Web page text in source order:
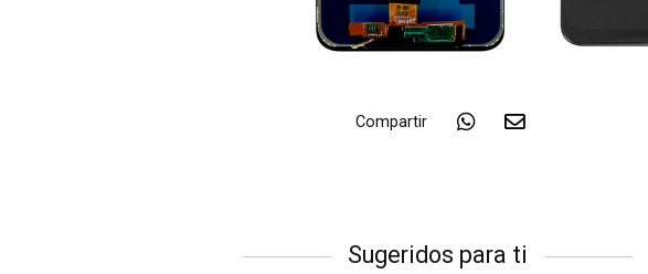
Compartir
Sugeridos para ti